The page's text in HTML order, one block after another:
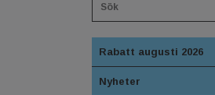
Rabatt augusti 2026
Nyheter